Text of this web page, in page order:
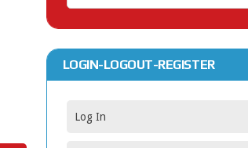
LOGIN-LOGOUT-REGISTER
Log In